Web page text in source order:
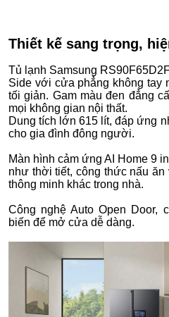
Thiết kế sang trọng,
Tủ lạnh Samsung
Side với cửa phẳng không tay
tối giản. Gam màu đen đẳng
mọi không gian nội thất.
Dung tích lớn 615 lít, đáp ứng
cho gia đình đông người.
Màn hình cảm ứng AI Home 9
như thời tiết, công thức nấu ăn
thông minh khác trong nhà.
Công nghệ Auto Open Door,
biến để mở cửa dễ dàng.